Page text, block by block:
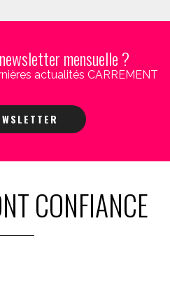
mensuelle ?
actualités CARREMENT
CONFIANCE